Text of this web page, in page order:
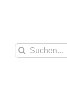
Suche
nach: